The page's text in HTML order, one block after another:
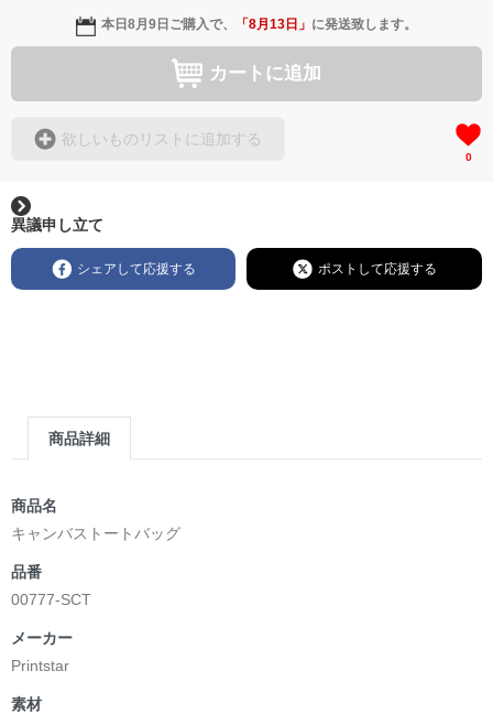
本日8月9日 ご購入で、 「8月13日 」 に発送致します。
カートに追加
欲しいものリストに追加する
0
異議申し立て
シェアして応援する ポストして応援する
商品詳細
商品名
キャンバストートバッグ
品番
00777-SCT
メーカー
Printstar
素材